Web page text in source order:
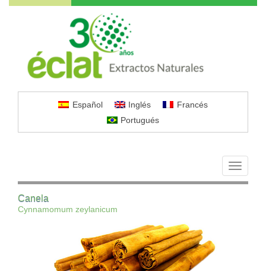
Español Inglés
Francés
Portugués
Toggle
Canela
Cynnamomum zeylanicum